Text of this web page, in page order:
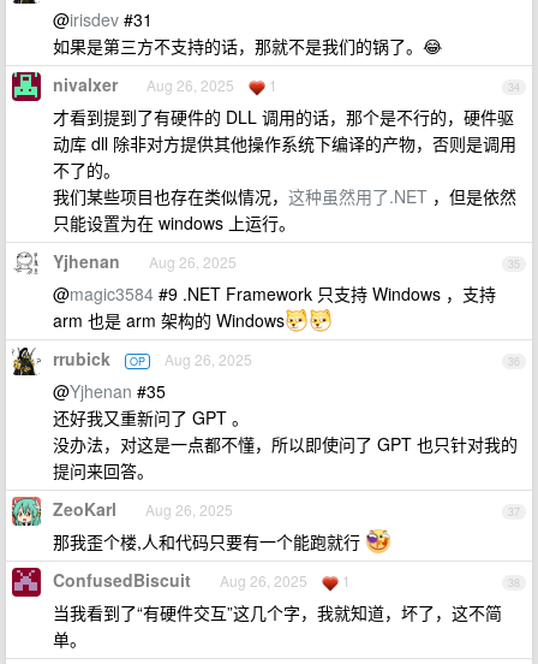
@irisdev #31
如果是第三方不支持的话，那就不是我们的锅了。😂
34
nivalxer Aug 26, 2025 1
才看到提到了有硬件的 DLL 调用的话，那个是不行的，硬件驱
动库 dll 除非对方提供其他操作系统下编译的产物，否则是调用
不了的。
我们某些项目也存在类似情况， 这种虽然用了.NET ，但是依然
只能设置为在 windows 上运行。
35
Yjhenan Aug 26, 2025
@magic3584 #9 .NET Framework 只支持 Windows ，支持
arm 也是 arm 架构的 Windows
36
rrubick OP Aug 26, 2025
@Yjhenan #35
还好我又重新问了 GPT 。
没办法，对这是一点都不懂，所以即使问了 GPT 也只针对我的
提问来回答。
37
ZeoKarl Aug 26, 2025
那我歪个楼,人和代码只要有一个能跑就行
38
ConfusedBiscuit Aug 26, 2025 1
当我看到了“有硬件交互”这几个字，我就知道，坏了，这不简
单。